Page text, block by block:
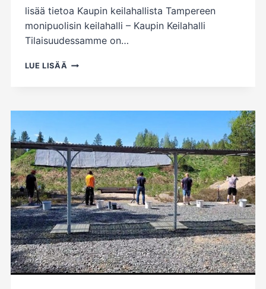
lisää tietoa Kaupin keilahallista Tampereen
monipuolisin keilahalli – Kaupin Keilahalli
Tilaisuudessamme on…
LUE LISÄÄ KAUPPIIN